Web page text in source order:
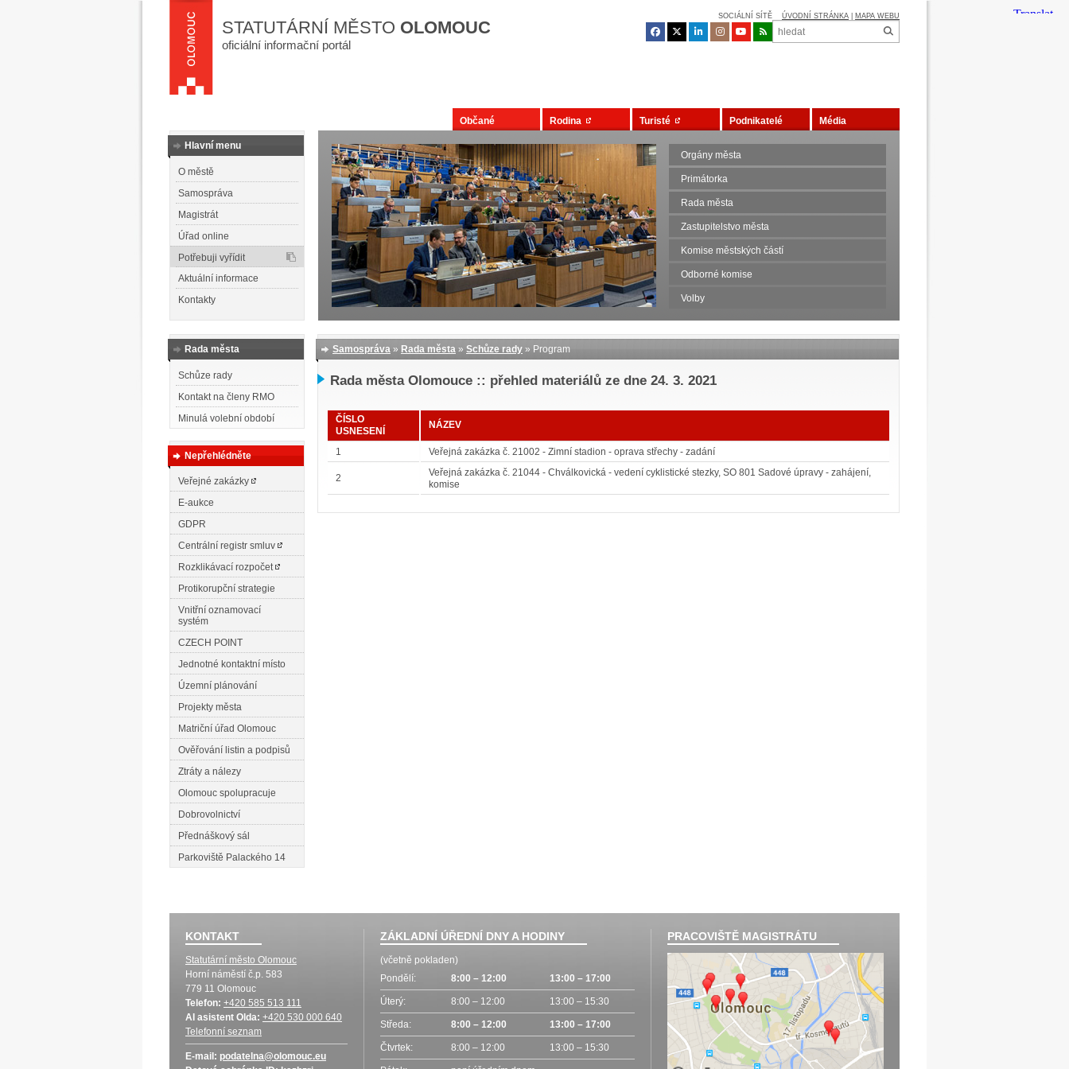
STATUTÁRNÍ MĚSTO OLOMOUC
oficiální informační portál
SOCIÁLNÍ SÍTĚ ÚVODNÍ STRÁNKA MAPA WEBU
Hlavní menu
O městě
Samospráva
Magistrát
Úřad online
Potřebuji vyřídit
Aktuální informace
Kontakty
Občané Rodina Turisté Podnikatelé Média
Orgány města
Primátorka
Rada města
Zastupitelstvo města
Komise městských částí
Odborné komise
Volby
Rada města
Schůze rady
Kontakt na členy RMO
Minulá volební období
Nepřehlédněte
Veřejné zakázky
E-aukce
GDPR
Centrální registr smluv
Rozklikávací rozpočet
Protikorupční strategie
Vnitřní oznamovací
systém
CZECH POINT
Jednotné kontaktní místo
Územní plánování
Projekty města
Matriční úřad Olomouc
Ověřování listin a podpisů
Ztráty a nálezy
Olomouc spolupracuje
Dobrovolnictví
Přednáškový sál
Parkoviště Palackého 14
Samospráva » Rada města » Schůze rady » Program
Rada města Olomouce :: přehled materiálů ze dne 24. 3. 2021
ČÍSLO
USNESENÍ
NÁZEV
1 Veřejná zakázka č. 21002 - Zimní stadion - oprava střechy - zadání
2
Veřejná zakázka č. 21044 - Chválkovická - vedení cyklistické stezky, SO 801 Sadové úpravy - zahájení,
komise
KONTAKT
Statutární město Olomouc
Horní náměstí č.p. 583
779 11 Olomouc
Telefon: +420 585 513 111
AI asistent Olda: +420 530 000 640
Telefonní seznam
E-mail: podatelna@olomouc.eu
ZÁKLADNÍ ÚŘEDNÍ DNY A HODINY
(včetně pokladen)
Pondělí:
8:00 – 12:00 13:00 – 17:00
Úterý: 8:00 – 12:00 13:00 – 15:30
Středa: 8:00 – 12:00 13:00 – 17:00
Čtvrtek: 8:00 – 12:00 13:00 – 15:30
PRACOVIŠTĚ MAGISTRÁTU